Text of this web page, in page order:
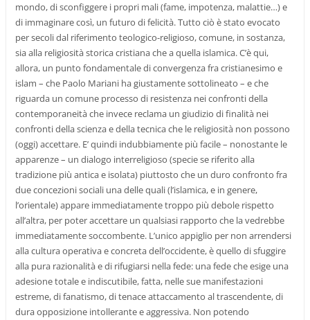
mondo, di sconfiggere i propri mali (fame, impotenza, malattie…) e
di immaginare così, un futuro di felicità. Tutto ciò è stato evocato
per secoli dal riferimento teologico-religioso, comune, in sostanza,
sia alla religiosità storica cristiana che a quella islamica. C’è qui,
allora, un punto fondamentale di convergenza fra cristianesimo e
islam – che Paolo Mariani ha giustamente sottolineato – e che
riguarda un comune processo di resistenza nei confronti della
contemporaneità che invece reclama un giudizio di finalità nei
confronti della scienza e della tecnica che le religiosità non possono
(oggi) accettare. E’ quindi indubbiamente più facile – nonostante le
apparenze – un dialogo interreligioso (specie se riferito alla
tradizione più antica e isolata) piuttosto che un duro confronto fra
due concezioni sociali una delle quali (l’islamica, e in genere,
l’orientale) appare immediatamente troppo più debole rispetto
all’altra, per poter accettare un qualsiasi rapporto che la vedrebbe
immediatamente soccombente. L’unico appiglio per non arrendersi
alla cultura operativa e concreta dell’occidente, è quello di sfuggire
alla pura razionalità e di rifugiarsi nella fede: una fede che esige una
adesione totale e indiscutibile, fatta, nelle sue manifestazioni
estreme, di fanatismo, di tenace attaccamento al trascendente, di
dura opposizione intollerante e aggressiva. Non potendo